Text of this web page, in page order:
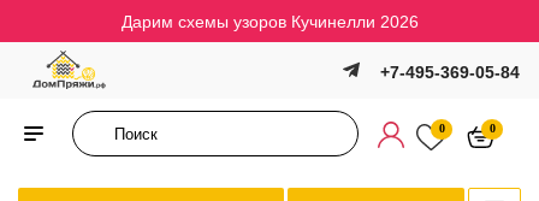
Дарим схемы узоров Кучинелли 2026
+7-495-369-05-84
0 0